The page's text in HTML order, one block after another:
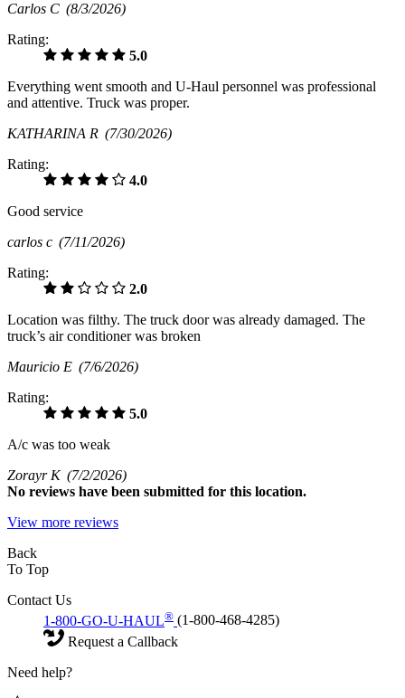
Carlos C (8/3/2026)
Rating:
5.0
Everything went smooth and U-Haul personnel was professional
and attentive. Truck was proper.
KATHARINA R (7/30/2026)
Rating:
4.0
Good service
carlos c (7/11/2026)
Rating:
2.0
Location was filthy. The truck door was already damaged. The
truck’s air conditioner was broken
Mauricio E (7/6/2026)
Rating:
5.0
A/c was too weak
Zorayr K (7/2/2026)
No reviews have been submitted for this location.
View more reviews
Back
To Top
Contact Us
1-800-GO-U-HAUL® (1-800-468-4285)
Request a Callback
Need help?